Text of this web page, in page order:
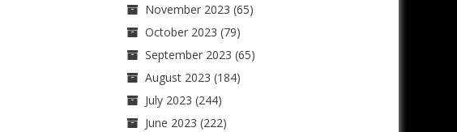
November 2023 (65)
October 2023 (79)
September 2023 (65)
August 2023 (184)
July 2023 (244)
June 2023 (222)